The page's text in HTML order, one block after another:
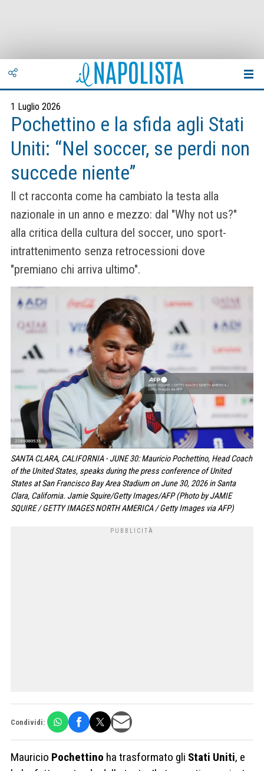
1 Luglio 2026
Pochettino e la sfida agli Stati
Uniti: “Nel soccer, se perdi non
succede niente”
Il ct racconta come ha cambiato la testa alla
nazionale in un anno e mezzo: dal "Why not us?"
alla critica della cultura del soccer, uno sport-
intrattenimento senza retrocessioni dove
"premiano chi arriva ultimo".
SANTA CLARA, CALIFORNIA - JUNE 30: Mauricio Pochettino, Head Coach
of the United States, speaks during the press conference of United
States at San Francisco Bay Area Stadium on June 30, 2026 in Santa
Clara, California. Jamie Squire/Getty Images/AFP (Photo by JAMIE
SQUIRE / GETTY IMAGES NORTH AMERICA / Getty Images via AFP)
Condividi:
Mauricio Pochettino ha trasformato gli Stati Uniti, e